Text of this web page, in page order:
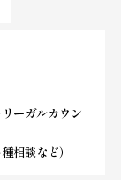
ーガルカウン
相談など）